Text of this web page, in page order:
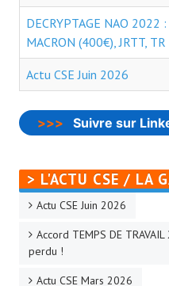
- - Slidehow La Gazette
- Accords d'Entreprise
- Vos Droits
- Le Bistrot
NEWSLET'IN
LA TEAM
DECRYPTAGE NAO 2022
MACRON (400€), JRTT, TR
Actu CSE Juin 2026
>>> Suivre sur
> L'ACTU CSE / LA
Actu CSE Juin 2026
Accord TEMPS DE
perdu !
Actu CSE Mars 2026